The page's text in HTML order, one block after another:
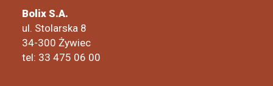
Bolix S.A.
ul. Stolarska 8
34-300 Żywiec
tel: 33 475 06 00